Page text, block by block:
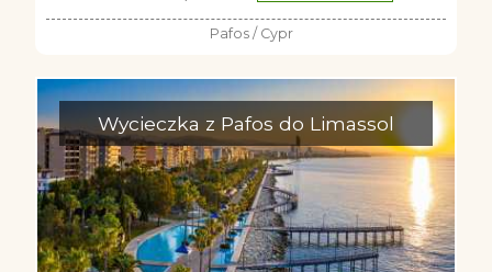
Pafos / Cypr
Wycieczka z Pafos do Limassol